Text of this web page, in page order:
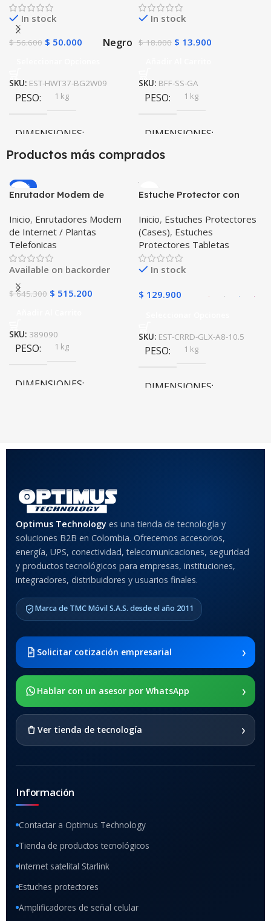
In stock
$56.600 $ 50.000 Negro
SKU: EST-HWT37-BG2W09
PESO 1 kg
DIMENSIONES
COLOR Negro
In stock
$18.000 $ 13.900
SKU: BFF-SS-GA
PESO 1 kg
DIMENSIONES
Productos más comprados
-20%
Enrutador Modem de
Libre Todo Operador 4G
LTE SIMCARD
Inicio, Enrutadores Modem
de Internet / Plantas
Telefonicas
Available on backorder
$645.300 $ 515.200
SKU: 389090
PESO 1 kg
DIMENSIONES
Estuche Protector con
Tablet Samsung Galaxy
Tab A8 10.5 2021 – 2022
SM-x200 SM-x205 Anti
golpes con soporte
Inicio, Estuches Protectores
(Cases), Estuches
Protectores Tabletas
In stock
$ 129.900
SKU: EST-CRRD-GLX-A8-10.5
PESO 1 kg
DIMENSIONES
COLOR
Anti-Shock
MODELO DE TABLETS
COMPATIBLES
2021 SM-x200 / Samsung
Galaxy Tab A8 10.5 2021 SM-
x205
SOPORTE DE APOYO
Optimus Technology es una tienda de tecnología y
soluciones B2B en Colombia. Ofrecemos accesorios,
energía, UPS, conectividad, telecomunicaciones, seguridad
y productos tecnológicos para empresas, instituciones,
integradores, distribuidores y usuarios finales.
Marca de TMC Móvil S.A.S. desde el año 2011
Solicitar cotización empresarial ›
Hablar con un asesor por WhatsApp ›
Ver tienda de tecnología ›
Información
Contactar a Optimus Technology
Tienda de productos tecnológicos
Internet satelital Starlink
Estuches protectores
Amplificadores de señal celular